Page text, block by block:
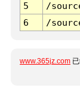
5
/
6
/
www.365jz.com